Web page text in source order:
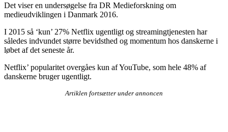
Det viser en undersøgelse fra DR Medieforskning om
medieudviklingen i Danmark 2016.
I 2015 så ‘kun’ 27% Netflix ugentligt og streamingtjenesten har
således indvundet større bevidsthed og momentum hos danskerne i
løbet af det seneste år.
Netflix’ popularitet overgåes kun af YouTube, som hele 48% af
danskerne bruger ugentligt.
Artiklen fortsætter under annoncen